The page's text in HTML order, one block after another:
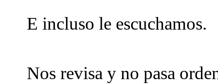
E incluso le escuchamos.
Nos revisa y no pasa